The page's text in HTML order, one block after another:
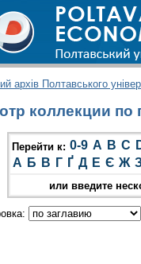
архів Полтавського
коллекции по
Перейти к: 0-9 A B C
А Б В Г Ґ Д Е Є Ж
или введите